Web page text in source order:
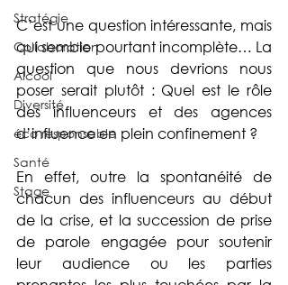
Stratégie
Collaboration
Alcool
Diversité
éco responsable
Santé
Stage
C’est une question intéressante, mais
qui semble pourtant incomplète… La
question que nous devrions nous
poser serait plutôt : Quel est le rôle
des influenceurs et des agences
d’influence en plein confinement ?
En effet, outre la spontanéité de
chacun des influenceurs au début
de la crise, et la succession de prise
de parole engagée pour soutenir
leur audience ou les parties